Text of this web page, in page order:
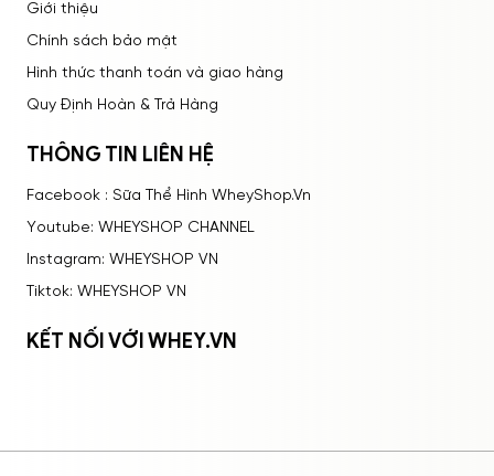
Giới thiệu
Chính sách bảo mật
Hình thức thanh toán và giao hàng
Quy Định Hoàn & Trả Hàng
THÔNG TIN LIÊN HỆ
Facebook : Sữa Thể Hình WheyShop.Vn
Youtube: WHEYSHOP CHANNEL
Instagram: WHEYSHOP VN
Tiktok: WHEYSHOP VN
KẾT NỐI VỚI WHEY.VN